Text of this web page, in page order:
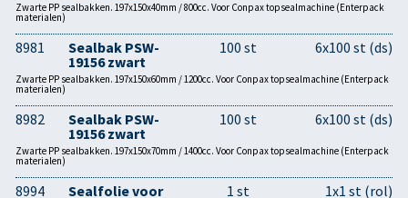
Zwarte PP sealbakken. 197x150x40mm / 800cc. Voor Conpax topsealmachine (Enterpack
materialen)
8981
Sealbak PSW-
19156 zwart
100 st 6x100 st (ds)
Zwarte PP sealbakken. 197x150x60mm / 1200cc. Voor Conpax topsealmachine (Enterpack
materialen)
8982
Sealbak PSW-
19156 zwart
100 st 6x100 st (ds)
Zwarte PP sealbakken. 197x150x70mm / 1400cc. Voor Conpax topsealmachine (Enterpack
materialen)
8994
Sealfolie voor
1 st 1x1 st (rol)